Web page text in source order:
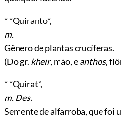
* *Quiranto*,
m.
Gênero de plantas crucíferas.
(Do gr. kheir, mão, eanthos,
* *Quirat*,
m. Des.
Semente de alfarroba, que foi